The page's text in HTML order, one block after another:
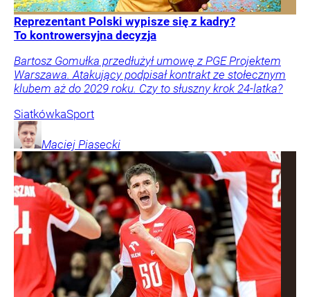
Reprezentant Polski wypisze się z kadry?
To kontrowersyjna decyzja
Bartosz Gomułka przedłużył umowę z PGE Projektem
Warszawa. Atakujący podpisał kontrakt ze stołecznym
klubem aż do 2029 roku. Czy to słuszny krok 24-latka?
SiatkówkaSport
Maciej Piasecki